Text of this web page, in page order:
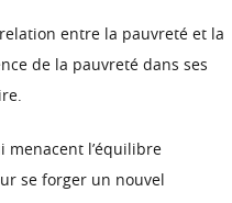
entre la pauvreté et la
de la pauvreté dans ses
menacent l’équilibre
se forger un nouvel